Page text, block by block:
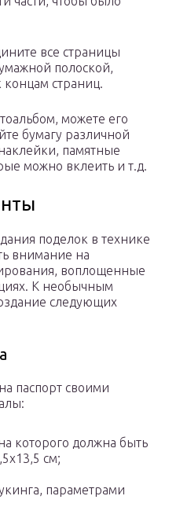
все страницы
полоской,
страниц.
можете его
бумагу различной
памятные
можно вклеить и т.д.
поделок в технике
внимание на
воплощенные
К необычным
следующих
паспорт своими
которого должна быть
см;
параметрами